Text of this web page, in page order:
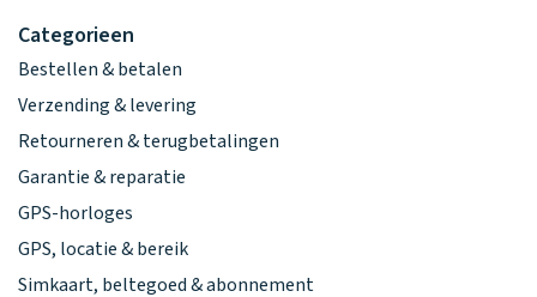
Categorieen
Bestellen & betalen
Verzending & levering
Retourneren & terugbetalingen
Garantie & reparatie
GPS-horloges
GPS, locatie & bereik
Simkaart, beltegoed & abonnement